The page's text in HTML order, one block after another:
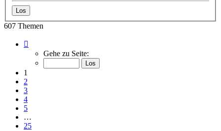
607 Themen
von
Gehe zu Seite:
1
2
3
4
5
…
25